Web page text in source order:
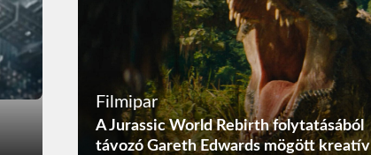
Filmipar
A Jurassic World Rebirth folytatásából
távozó Gareth Edwards mögött kreatív